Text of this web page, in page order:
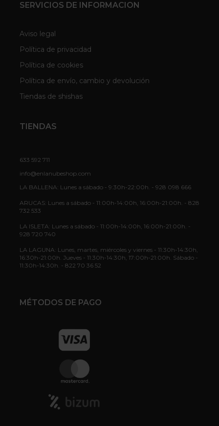
SERVICIOS DE INFORMACION
Aviso legal
Política de privacidad
Política de cookies
Política de envío, cambio y devolución
Tiendas de shishas
TIENDAS
633 592 711
info@enlanubeshop.com
LA BALLENA: Lunes a sábado - 9:30h-22:00h. - 928 098 666
ARUCAS: Lunes a sábado - 11:00h-14:00h, 16:00h-21:00h. - 828
732 533
LA ISLETA: Lunes a sábado - 11:00h-14:00h, 16:00h-21:00h. -
928 720 740
LA LAGUNA: Lunes, martes, miércoles y viernes - 11:30h-14:30h,
16:30h-21:00h. Jueves - 11:30h-14:30h, 17:00h-21:00h. Sábado -
11:30h-14:30h. - 822 70 36 52
MÉTODOS DE PAGO